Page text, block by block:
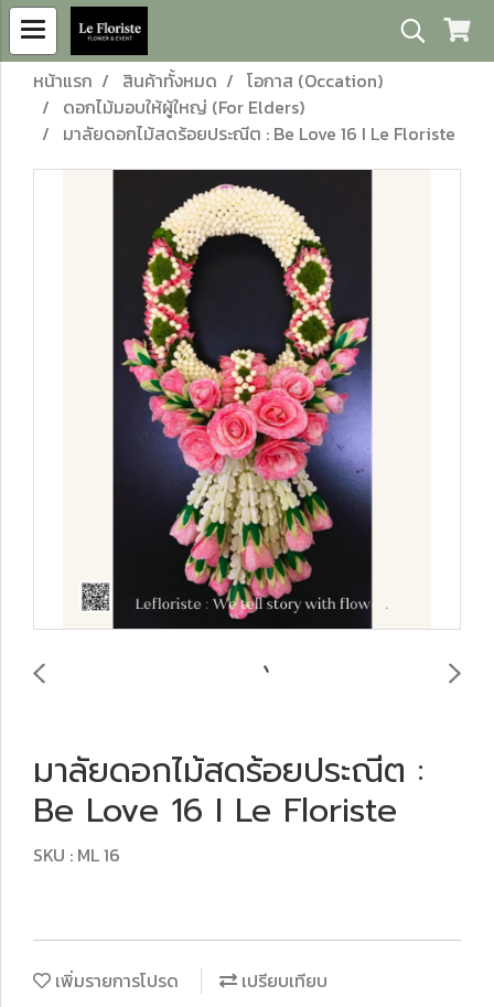
หน้าแรก สินค้าทั้งหมด
โอกาส (Occation)
ดอกไม้มอบให้ผู้ใหญ่ (For Elders)
มาลัยดอกไม้สดร้อยประณีต : Be Love 16 I Le Floriste
มาลัยดอกไม้สดร้อยประณีต :
Be Love 16 I Le Floriste
SKU : ML 16
เพิ่มรายการโปรด
เปรียบเทียบ